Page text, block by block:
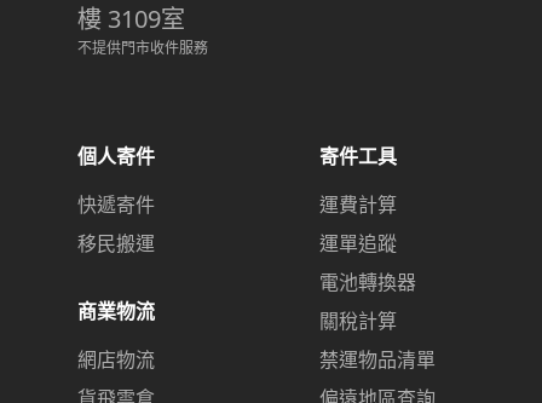
樓 3109室
不提供門市收件服務
個人寄件
快遞寄件
移民搬運
商業物流
網店物流
寄件工具
運費計算
運單追蹤
電池轉換器
關稅計算
禁運物品清單